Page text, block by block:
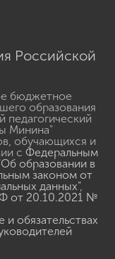
Российской
бюджетное
образования
педагогический
Минина"
обучающихся и
с Федеральным
образовании в
законом от
данных",
от 20.10.2021 №
обязательствах